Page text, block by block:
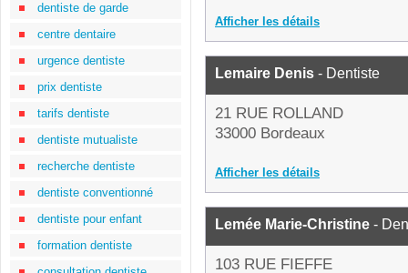
dentiste de garde
centre dentaire
urgence dentiste
prix dentiste
tarifs dentiste
dentiste mutualiste
recherche dentiste
dentiste conventionné
dentiste pour enfant
formation dentiste
Afficher les détails
Lemaire Denis - Dentiste
21 RUE ROLLAND
33000 Bordeaux
Afficher les détails
Lemée Marie-Christine -
103 RUE FIEFFE